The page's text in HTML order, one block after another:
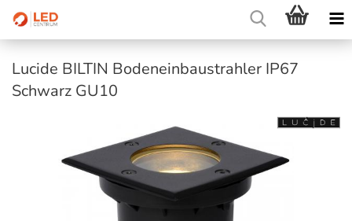
Lucide BILTIN Bodeneinbaustrahler IP67
Schwarz GU10